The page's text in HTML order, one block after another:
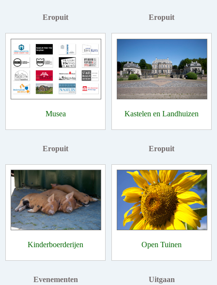
Eropuit
Musea
Eropuit
Kastelen en Landhuizen
Eropuit
Kinderboerderijen
Eropuit
Open Tuinen
Evenementen Uitgaan